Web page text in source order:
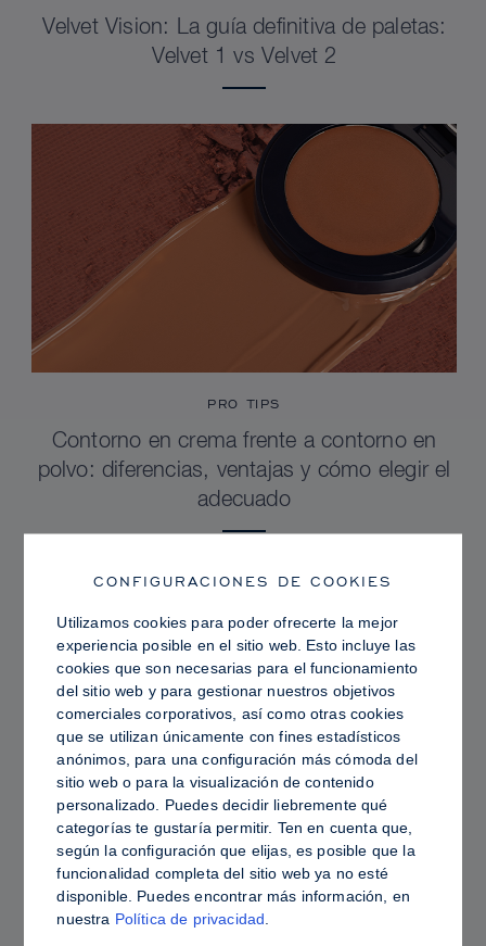
Velvet Vision: La guía definitiva de paletas:
Velvet 1 vs Velvet 2
PRO TIPS
Contorno en crema frente a contorno en
polvo: diferencias, ventajas y cómo elegir el
adecuado
PRO TIPS
Piel grasa frente a piel hidratada: cómo fijar
Sculpt & Glow para lograr un acabado
CONFIGURACIONES DE COOKIES
Utilizamos cookies para poder ofrecerte la mejor
experiencia posible en el sitio web. Esto incluye las
cookies que son necesarias para el funcionamiento
del sitio web y para gestionar nuestros objetivos
comerciales corporativos, así como otras cookies
que se utilizan únicamente con fines estadísticos
anónimos, para una configuración más cómoda del
sitio web o para la visualización de contenido
personalizado. Puedes decidir liebremente qué
categorías te gustaría permitir. Ten en cuenta que,
según la configuración que elijas, es posible que la
funcionalidad completa del sitio web ya no esté
disponible. Puedes encontrar más información, en
nuestra Política de privacidad